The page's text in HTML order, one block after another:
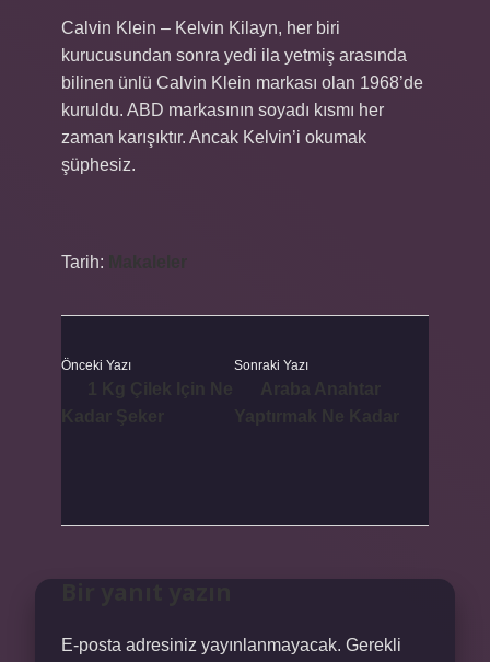
Calvin Klein – Kelvin Kilayn, her biri
kurucusundan sonra yedi ila yetmiş arasında
bilinen ünlü Calvin Klein markası olan 1968’de
kuruldu. ABD markasının soyadı kısmı her
zaman karışıktır. Ancak Kelvin’i okumak
şüphesiz.
Tarih:
Önceki Yazı Sonraki Yazı
E-posta adresiniz yayınlanmayacak. Gerekli